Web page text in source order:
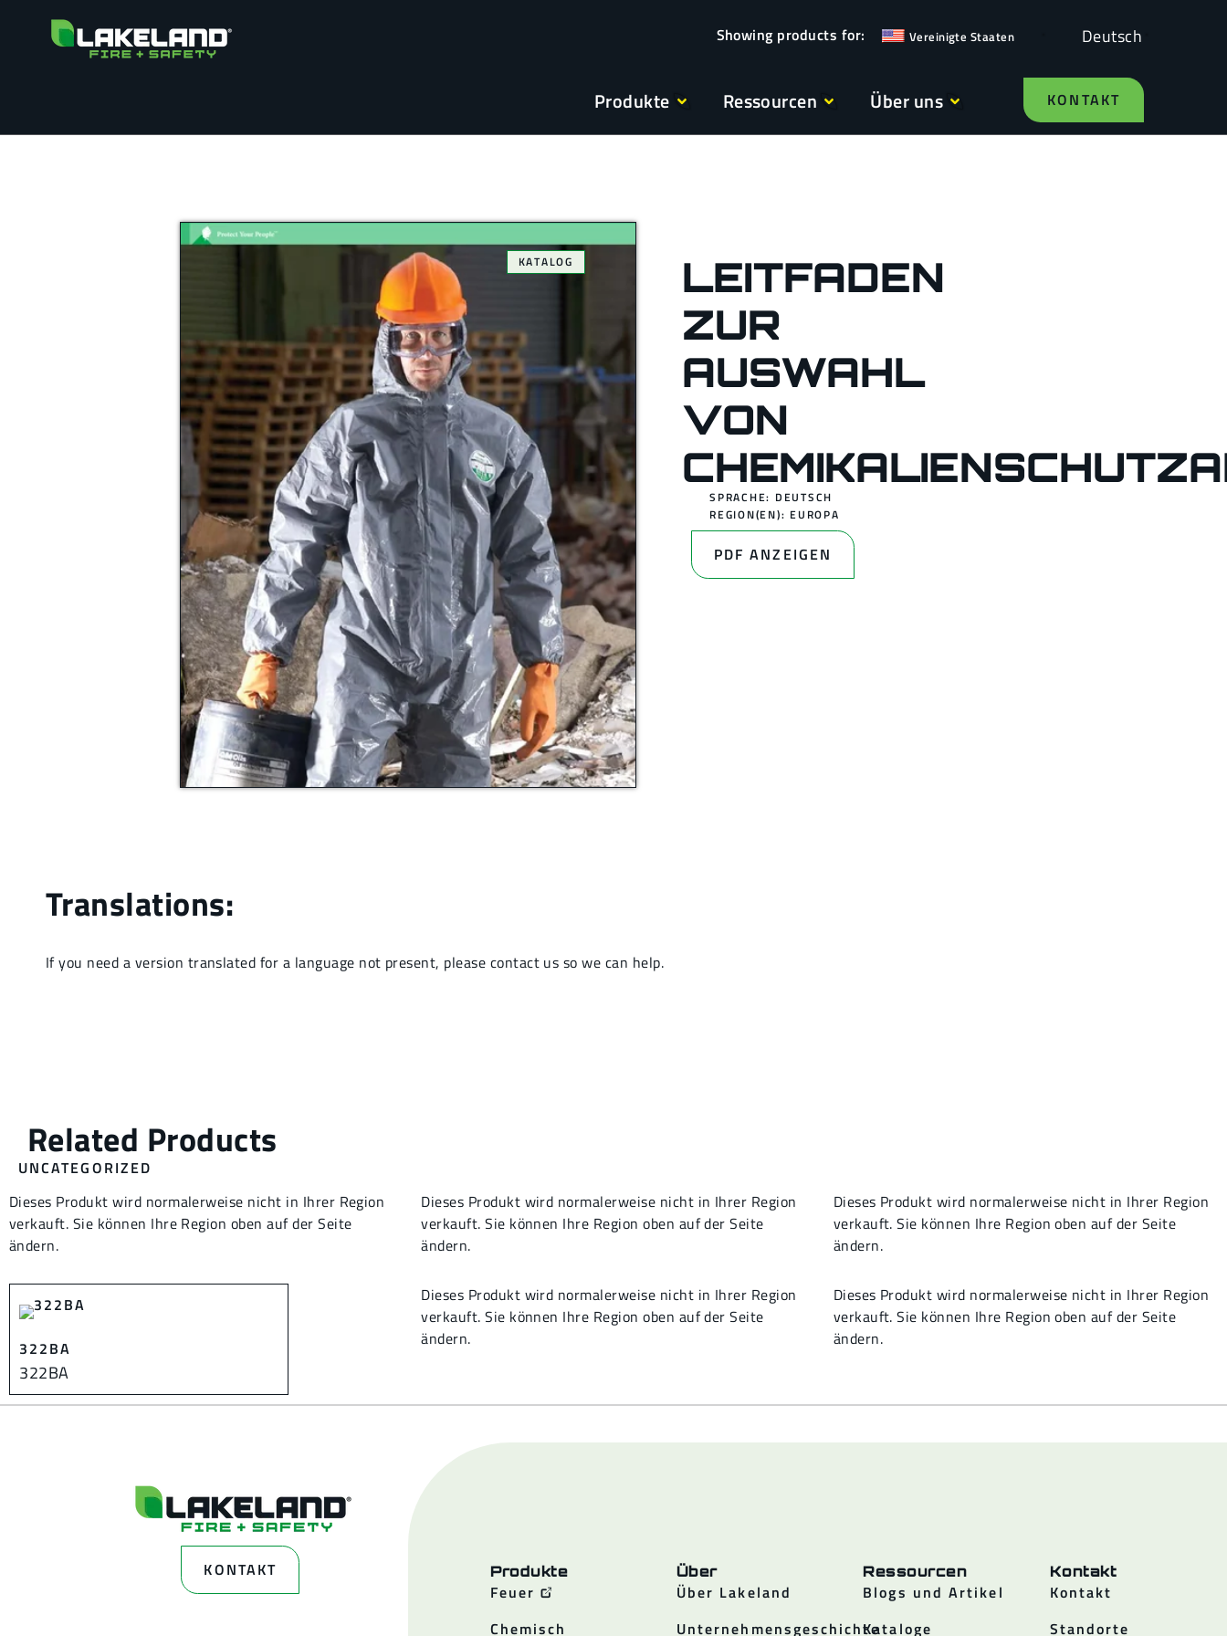
Vereinigte Staaten Deutsch
Produkte Ressourcen Über uns KONTAKT
KATALOG
LEITFADEN
ZUR
AUSWAHL
VON
SPRACHE: DEUTSCH
REGION(EN): EUROPA
PDF ANZEIGEN
UNCATEGORIZED
Dieses Produkt wird normalerweise nicht in Ihrer Region
verkauft. Sie können Ihre Region oben auf der Seite
ändern.
Dieses Produkt wird normalerweise nicht in Ihrer Region
verkauft. Sie können Ihre Region oben auf der Seite
ändern.
Dieses Produkt wird normalerweise nicht in Ihrer Region
verkauft. Sie können Ihre Region oben auf der Seite
ändern.
322BA
322BA
Dieses Produkt wird normalerweise nicht in Ihrer Region
verkauft. Sie können Ihre Region oben auf der Seite
ändern.
Dieses Produkt wird normalerweise nicht in Ihrer Region
verkauft. Sie können Ihre Region oben auf der Seite
ändern.
KONTAKT Produkte
Feuer
Chemisch
Über
Über Lakeland
Unternehmensgeschichte
Ressourcen
Blogs und Artikel
Kataloge
Kontakt
Kontakt
Standorte